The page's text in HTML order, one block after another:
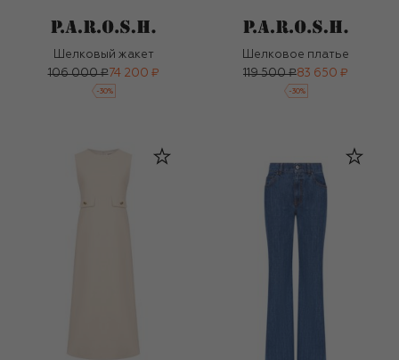
Шелковый жакет
106 000 ₽74 200 ₽
-30%
Шелковое платье
119 500 ₽83 650 ₽
-30%